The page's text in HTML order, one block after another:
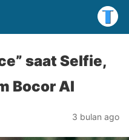
saat Selfie,
Bocor AI
3 bulan ago